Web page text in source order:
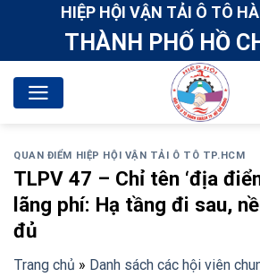
HIỆP HỘI VẬN TẢI Ô TÔ
THÀNH PHỐ HỒ
QUAN ĐIỂM HIỆP HỘI VẬN TẢI Ô TÔ TP.HCM
TLPV 47 – Chỉ tên ‘địa
lãng phí: Hạ tầng đi sau,
đủ
Trang chủ » Danh sách các hội viên